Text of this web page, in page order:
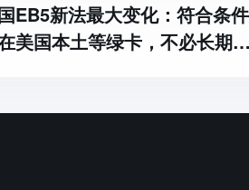
EB5新法最大变化：符合条件
美国本土等绿卡，不必长期境